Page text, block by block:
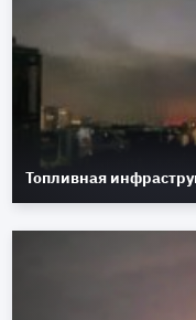
Топливная